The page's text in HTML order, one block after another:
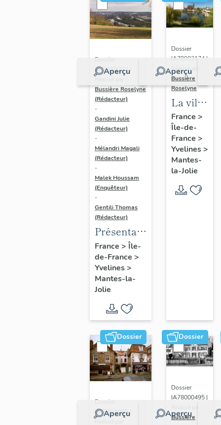
Aperçu
Dossier
IA78002272 |
Bussière Roselyne
(Rédacteur)
-
Gandini Julie
(Rédacteur)
-
Mélandri Magali
(Rédacteur)
-
Malek Houssam
(Enquêteur)
-
Gentili Thomas
(Rédacteur)
Présentation
de l'étude
France > Île-
de-France >
Yvelines>
Mantes-la-
Jolie
Aperçu
Dossier
IA78002174 |
Réalisé par
Bussière
Roselyne
La ville
de
Mantes-
la-Jolie
France >
Île-de-
France >
Yvelines>
Mantes-
la-Jolie
Dossier
Aperçu
Dossier
IA78000985 |
Dossier
Aperçu
Dossier
IA78000495 |
Bussière